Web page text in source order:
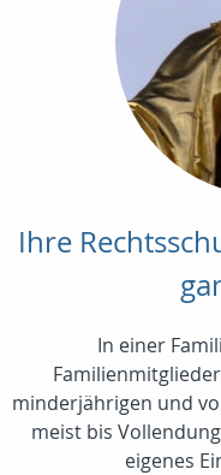
Ihre
In einer
minderjährigen und
meist bis
eigenes